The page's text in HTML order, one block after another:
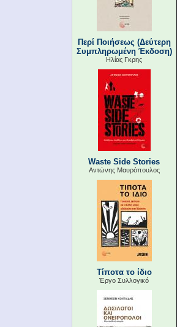
Περί Ποιήσεως (Δεύτερη
Συμπληρωμένη Έκδοση)
Ηλίας Γκρης
Waste Side Stories
Αντώνης Μαυρόπουλος
Τίποτα το ίδιο
Έργο Συλλογικό